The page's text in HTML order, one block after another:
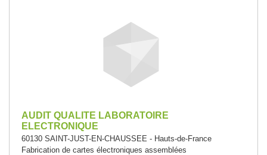
AUDIT QUALITE LABORATOIRE
ELECTRONIQUE
60130 SAINT-JUST-EN-CHAUSSEE - Hauts-de-France
Fabrication de cartes électroniques assemblées